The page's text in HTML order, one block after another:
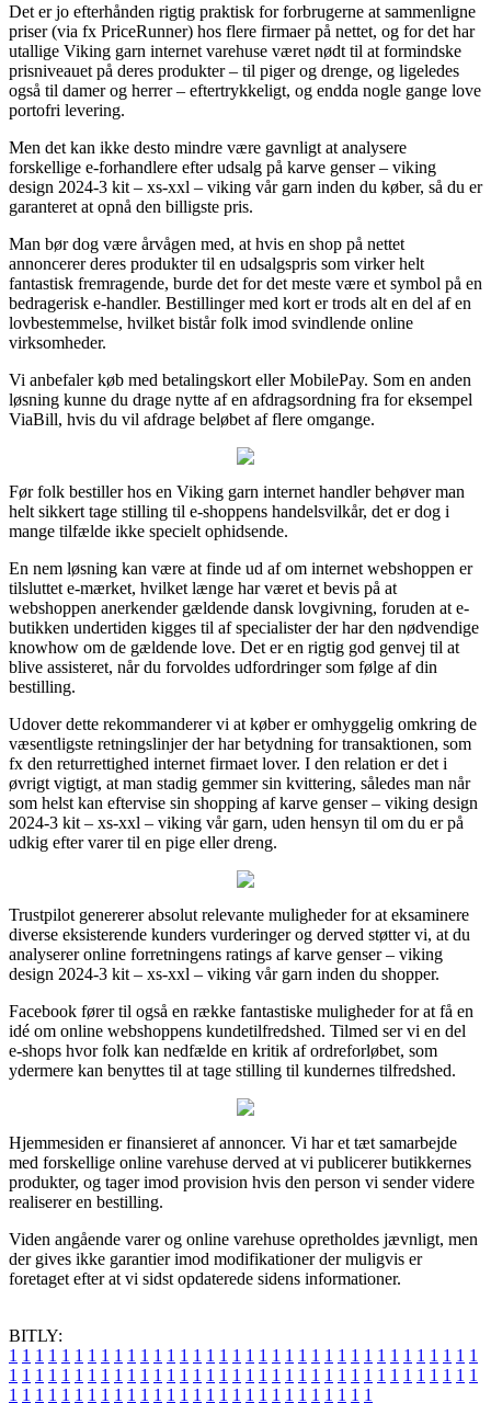
Det er jo efterhånden rigtig praktisk for forbrugerne at sammenligne
priser (via fx PriceRunner) hos flere firmaer på nettet, og for det har
utallige Viking garn internet varehuse været nødt til at formindske
prisniveauet på deres produkter – til piger og drenge, og ligeledes
også til damer og herrer – eftertrykkeligt, og endda nogle gange love
portofri levering.
Men det kan ikke desto mindre være gavnligt at analysere
forskellige e-forhandlere efter udsalg på karve genser – viking
design 2024-3 kit – xs-xxl – viking vår garn inden du køber, så du er
garanteret at opnå den billigste pris.
Man bør dog være årvågen med, at hvis en shop på nettet
annoncerer deres produkter til en udsalgspris som virker helt
fantastisk fremragende, burde det for det meste være et symbol på en
bedragerisk e-handler. Bestillinger med kort er trods alt en del af en
lovbestemmelse, hvilket bistår folk imod svindlende online
virksomheder.
Vi anbefaler køb med betalingskort eller MobilePay. Som en anden
løsning kunne du drage nytte af en afdragsordning fra for eksempel
ViaBill, hvis du vil afdrage beløbet af flere omgange.
Før folk bestiller hos en Viking garn internet handler behøver man
helt sikkert tage stilling til e-shoppens handelsvilkår, det er dog i
mange tilfælde ikke specielt ophidsende.
En nem løsning kan være at finde ud af om internet webshoppen er
tilsluttet e-mærket, hvilket længe har været et bevis på at
webshoppen anerkender gældende dansk lovgivning, foruden at e-
butikken undertiden kigges til af specialister der har den nødvendige
knowhow om de gældende love. Det er en rigtig god genvej til at
blive assisteret, når du forvoldes udfordringer som følge af din
bestilling.
Udover dette rekommanderer vi at køber er omhyggelig omkring de
væsentligste retningslinjer der har betydning for transaktionen, som
fx den returrettighed internet firmaet lover. I den relation er det i
øvrigt vigtigt, at man stadig gemmer sin kvittering, således man når
som helst kan eftervise sin shopping af karve genser – viking design
2024-3 kit – xs-xxl – viking vår garn, uden hensyn til om du er på
udkig efter varer til en pige eller dreng.
Trustpilot genererer absolut relevante muligheder for at eksaminere
diverse eksisterende kunders vurderinger og derved støtter vi, at du
analyserer online forretningens ratings af karve genser – viking
design 2024-3 kit – xs-xxl – viking vår garn inden du shopper.
Facebook fører til også en række fantastiske muligheder for at få en
idé om online webshoppens kundetilfredshed. Tilmed ser vi en del
e-shops hvor folk kan nedfælde en kritik af ordreforløbet, som
ydermere kan benyttes til at tage stilling til kundernes tilfredshed.
Hjemmesiden er finansieret af annoncer. Vi har et tæt samarbejde
med forskellige online varehuse derved at vi publicerer butikkernes
produkter, og tager imod provision hvis den person vi sender videre
realiserer en bestilling.
Viden angående varer og online varehuse opretholdes jævnligt, men
der gives ikke garantier imod modifikationer der muligvis er
foretaget efter at vi sidst opdaterede sidens informationer.
BITLY:
1 1 1 1 1 1 1 1 1 1 1 1 1 1 1 1 1 1 1 1 1 1 1 1 1 1 1 1 1 1 1 1 1 1 1 1
1 1 1 1 1 1 1 1 1 1 1 1 1 1 1 1 1 1 1 1 1 1 1 1 1 1 1 1 1 1 1 1 1 1 1 1
1 1 1 1 1 1 1 1 1 1 1 1 1 1 1 1 1 1 1 1 1 1 1 1 1 1 1 1